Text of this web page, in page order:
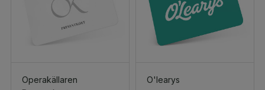
Operakällaren
O'learys